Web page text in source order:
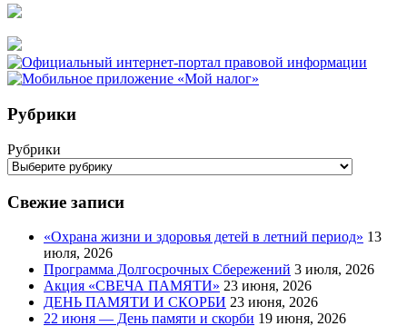
Рубрики
Рубрики
Свежие записи
«Охрана жизни и здоровья детей в летний период» 13
июля, 2026
Программа Долгосрочных Сбережений 3 июля, 2026
Акция «СВЕЧА ПАМЯТИ» 23 июня, 2026
ДЕНЬ ПАМЯТИ И СКОРБИ 23 июня, 2026
22 июня — День памяти и скорби 19 июня, 2026